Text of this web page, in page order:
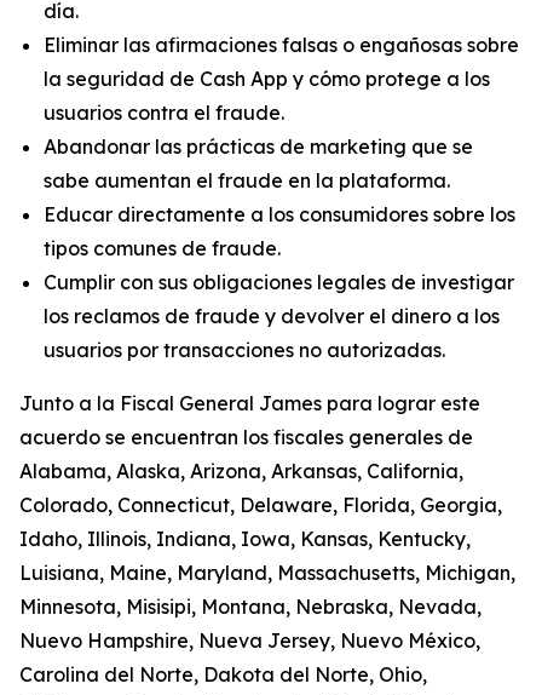
día.
Eliminar las afirmaciones falsas o engañosas sobre
la seguridad de Cash App y cómo protege a los
usuarios contra el fraude.
Abandonar las prácticas de marketing que se
sabe aumentan el fraude en la plataforma.
Educar directamente a los consumidores sobre los
tipos comunes de fraude.
Cumplir con sus obligaciones legales de investigar
los reclamos de fraude y devolver el dinero a los
usuarios por transacciones no autorizadas.
Junto a la Fiscal General James para lograr este
acuerdo se encuentran los fiscales generales de
Alabama, Alaska, Arizona, Arkansas, California,
Colorado, Connecticut, Delaware, Florida, Georgia,
Idaho, Illinois, Indiana, Iowa, Kansas, Kentucky,
Luisiana, Maine, Maryland, Massachusetts, Michigan,
Minnesota, Misisipi, Montana, Nebraska, Nevada,
Nuevo Hampshire, Nueva Jersey, Nuevo México,
Carolina del Norte, Dakota del Norte, Ohio,